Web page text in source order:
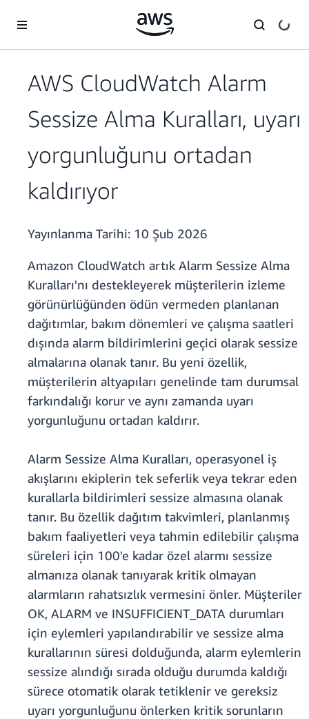
AWS CloudWatch Alarm
Sessize Alma Kuralları, uyarı
yorgunluğunu ortadan
kaldırıyor
Yayınlanma Tarihi: 10 Şub 2026
Amazon CloudWatch artık Alarm Sessize Alma
Kuralları'nı destekleyerek müşterilerin izleme
görünürlüğünden ödün vermeden planlanan
dağıtımlar, bakım dönemleri ve çalışma saatleri
dışında alarm bildirimlerini geçici olarak sessize
almalarına olanak tanır. Bu yeni özellik,
müşterilerin altyapıları genelinde tam durumsal
farkındalığı korur ve aynı zamanda uyarı
yorgunluğunu ortadan kaldırır.
Alarm Sessize Alma Kuralları, operasyonel iş
akışlarını ekiplerin tek seferlik veya tekrar eden
kurallarla bildirimleri sessize almasına olanak
tanır. Bu özellik dağıtım takvimleri, planlanmış
bakım faaliyetleri veya tahmin edilebilir çalışma
süreleri için 100'e kadar özel alarmı sessize
almanıza olanak tanıyarak kritik olmayan
alarmların rahatsızlık vermesini önler. Müşteriler
OK, ALARM ve INSUFFICIENT_DATA durumları
için eylemleri yapılandırabilir ve sessize alma
kurallarının süresi dolduğunda, alarm eylemlerin
sessize alındığı sırada olduğu durumda kaldığı
sürece otomatik olarak tetiklenir ve gereksiz
uyarı yorgunluğunu önlerken kritik sorunların